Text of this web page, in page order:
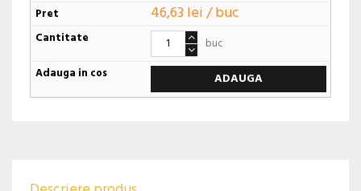
46,63 lei / buc
buc
ADAUGA